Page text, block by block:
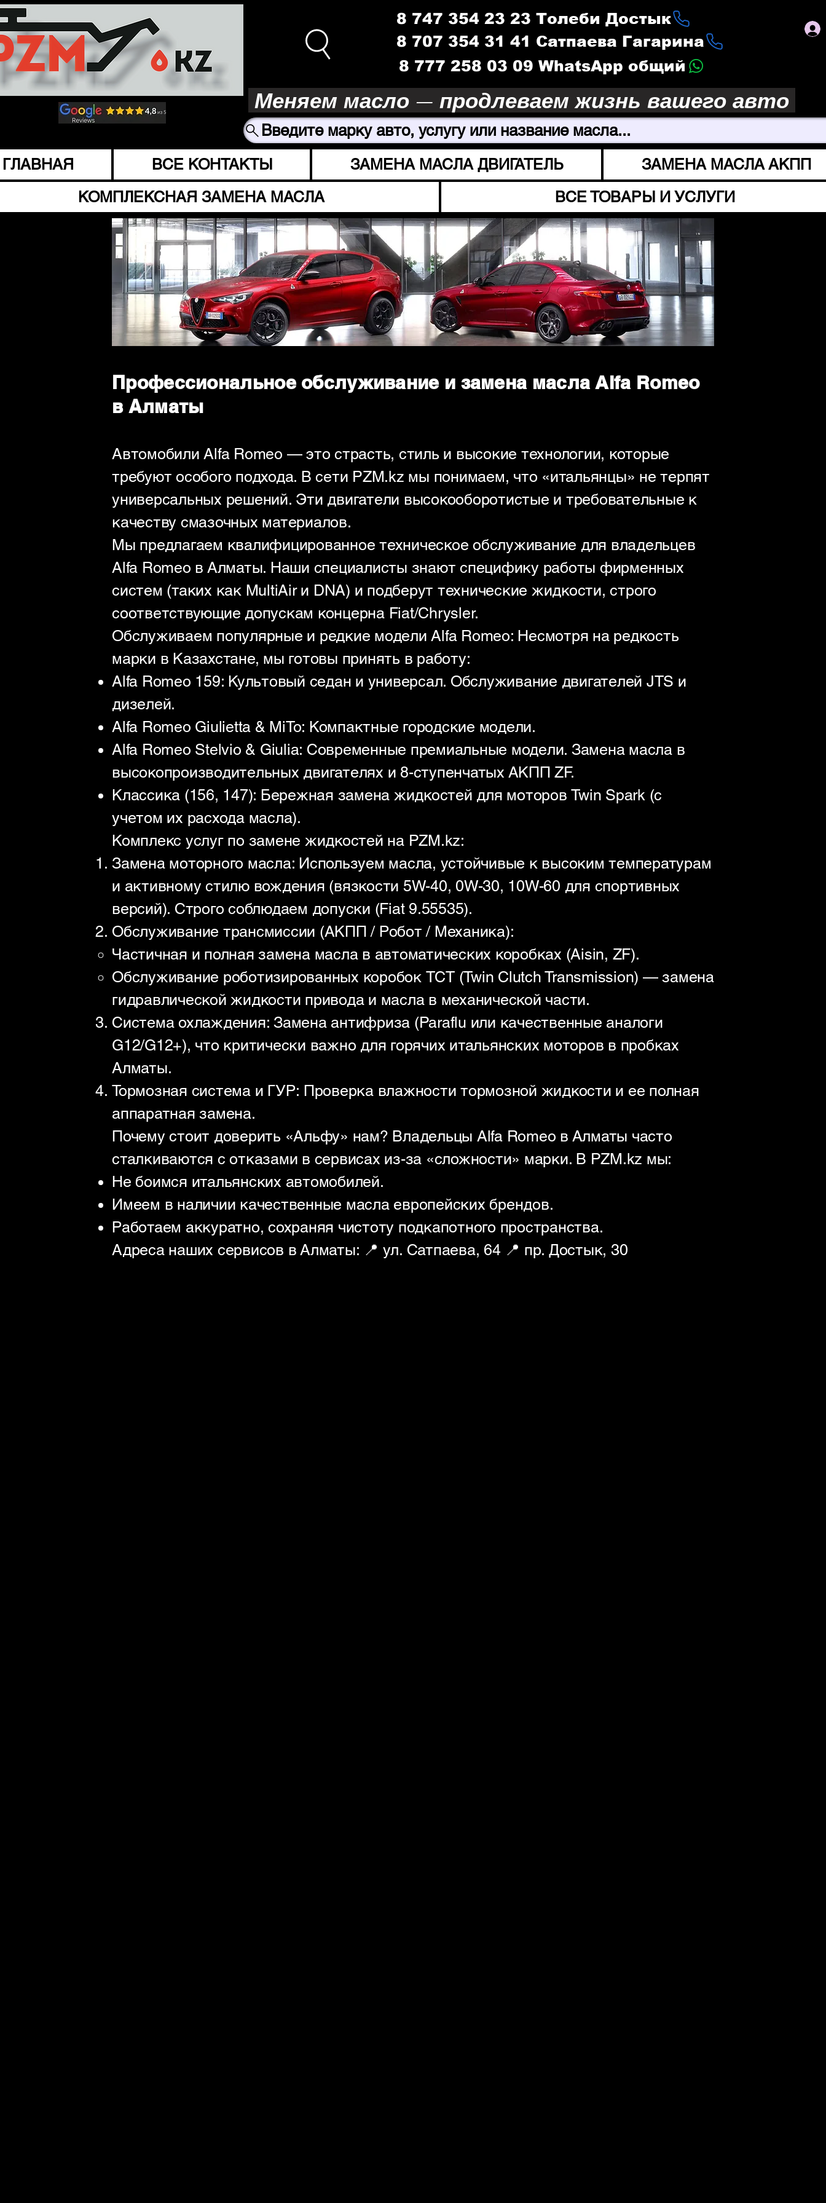
8 747 354 23 23 Толеби Достык
8 707 354 31 41 Сатпаева Гагарина
8 777 258 03 09 WhatsApp общий
Меняем масло — продлеваем жизнь вашего авто
Введите марку авто, услугу или название масла...
ГЛАВНАЯ ВСЕ КОНТАКТЫ ЗАМЕНА МАСЛА ДВИГАТЕЛЬ
ЗАМЕНА МАСЛА АКПП
КОМПЛЕКСНАЯ ЗАМЕНА МАСЛА
ВСЕ ТОВАРЫ И УСЛУГИ
Профессиональное обслуживание и замена масла Alfa Romeo
в Алматы
Автомобили Alfa Romeo — это страсть, стиль и высокие технологии, которые
требуют особого подхода. В сети PZM.kz мы понимаем, что «итальянцы» не терпят
универсальных решений. Эти двигатели высокооборотистые и требовательные к
качеству смазочных материалов.
Мы предлагаем квалифицированное техническое обслуживание для владельцев
Alfa Romeo в Алматы. Наши специалисты знают специфику работы фирменных
систем (таких как MultiAir и DNA) и подберут технические жидкости, строго
соответствующие допускам концерна Fiat/Chrysler.
Обслуживаем популярные и редкие модели Alfa Romeo: Несмотря на редкость
марки в Казахстане, мы готовы принять в работу:
Alfa Romeo 159: Культовый седан и универсал. Обслуживание двигателей JTS и
дизелей.
Alfa Romeo Giulietta & MiTo: Компактные городские модели.
Alfa Romeo Stelvio & Giulia: Современные премиальные модели. Замена масла в
высокопроизводительных двигателях и 8-ступенчатых АКПП ZF.
Классика (156, 147): Бережная замена жидкостей для моторов Twin Spark (с
учетом их расхода масла).
Комплекс услуг по замене жидкостей на PZM.kz:
Замена моторного масла: Используем масла, устойчивые к высоким температурам
и активному стилю вождения (вязкости 5W-40, 0W-30, 10W-60 для спортивных
версий). Строго соблюдаем допуски (Fiat 9.55535).
Обслуживание трансмиссии (АКПП / Робот / Механика):
Частичная и полная замена масла в автоматических коробках (Aisin, ZF).
Обслуживание роботизированных коробок TCT (Twin Clutch Transmission) — замена
гидравлической жидкости привода и масла в механической части.
Система охлаждения: Замена антифриза (Paraflu или качественные аналоги
G12/G12+), что критически важно для горячих итальянских моторов в пробках
Алматы.
Тормозная система и ГУР: Проверка влажности тормозной жидкости и ее полная
аппаратная замена.
Почему стоит доверить «Альфу» нам? Владельцы Alfa Romeo в Алматы часто
сталкиваются с отказами в сервисах из-за «сложности» марки. В PZM.kz мы:
Не боимся итальянских автомобилей.
Имеем в наличии качественные масла европейских брендов.
Работаем аккуратно, сохраняя чистоту подкапотного пространства.
Адреса наших сервисов в Алматы: 📍 ул. Сатпаева, 64 📍 пр. Достык, 30